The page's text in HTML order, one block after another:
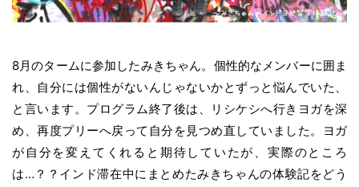
8月のタームに参加したみきちゃん。個性的なメンバーに囲ま
れ、自分には個性がないんじゃないかとずっと悩んでいた、
と言います。プログラム終了後は、リシケシへ行きヨガを深
め、再度プリーへ戻って自分を見つめ直していました。
ヨガ
が自分を変えてくれると期待していたが、実際のところ
は…？？インド滞在中にまとめたみきちゃんの体験記をどう